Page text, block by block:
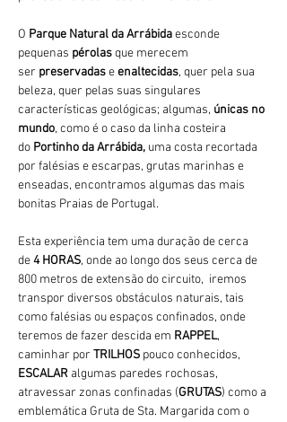
O Parque Natural da Arrábida esconde
pequenas pérolas que merecem
ser preservadas e enaltecidas, quer pela sua
beleza, quer pelas suas singulares
características geológicas; algumas, únicas no
mundo, como é o caso da linha costeira
do Portinho da Arrábida, uma costa recortada
por falésias e escarpas, grutas marinhas e
enseadas, encontramos algumas das mais
bonitas Praias de Portugal.
Esta experiência tem uma duração de cerca
de 4 HORAS, onde ao longo dos seus cerca de
800 metros de extensão do circuito,  iremos
transpor diversos obstáculos naturais, tais
como falésias ou espaços confinados, onde
teremos de fazer descida em RAPPEL,
caminhar por TRILHOS pouco conhecidos,
ESCALAR algumas paredes rochosas,
atravessar zonas confinadas (GRUTAS) como a
emblemática Gruta de Sta. Margarida com o